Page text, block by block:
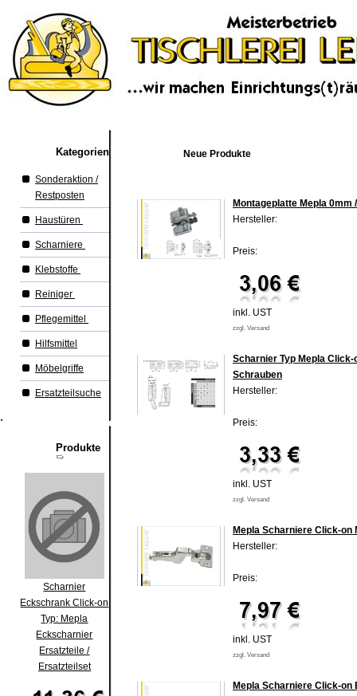
Kategorien
Sonderaktion /
Restposten
Haustüren
Scharniere
Klebstoffe
Reiniger
Pflegemittel
Hilfsmittel
Möbelgriffe
Ersatzteilsuche
Produkte
Scharnier
Eckschrank Click-on
Typ: Mepla
Eckscharnier
Ersatzteile /
Ersatzteilset
Neue Produkte
Montageplatte Mepla 0mm
Hersteller:
Preis:
inkl. UST
zzgl. Versand
Scharnier Typ Mepla
Schrauben
Hersteller:
Preis:
inkl. UST
zzgl. Versand
Mepla Scharniere Click-on
Hersteller:
Preis:
inkl. UST
zzgl. Versand
Mepla Scharniere Click-on